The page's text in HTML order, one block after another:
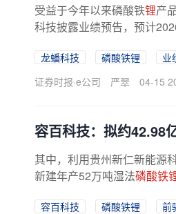
受益于今年以来磷酸铁锂产
科技披露业绩预告，预计
龙蟠科技 磷酸铁锂
业
证券时报·e公司
严翠 04-15
容百科技：拟约42.98
其中，利用贵州新仁新能源
新建年产52万吨湿法磷酸铁
容百科技 磷酸铁锂
前